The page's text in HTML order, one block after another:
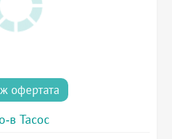
офертата
в Тасос